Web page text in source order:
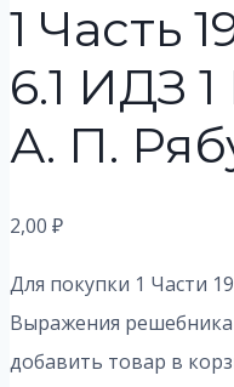
1 Часть
6.1 ИДЗ
А. П.
2,00 ₽
Для покупки 1 Части
Выражения решебника
добавить товар в